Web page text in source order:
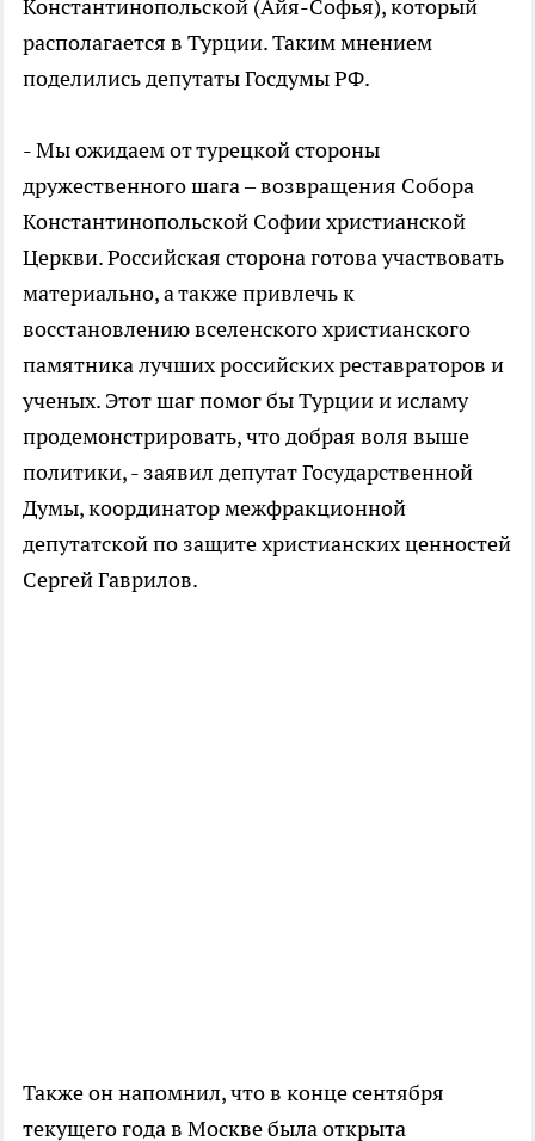
Константинопольской (Айя-Софья), который
располагается в Турции. Таким мнением
поделились депутаты Госдумы РФ.
- Мы ожидаем от турецкой стороны
дружественного шага – возвращения Собора
Константинопольской Софии христианской
Церкви. Российская сторона готова участвовать
материально, а также привлечь к
восстановлению вселенского христианского
памятника лучших российских реставраторов и
ученых. Этот шаг помог бы Турции и исламу
продемонстрировать, что добрая воля выше
политики, - заявил депутат Государственной
Думы, координатор межфракционной
депутатской по защите христианских ценностей
Сергей Гаврилов.
Также он напомнил, что в конце сентября
текущего года в Москве была открыта